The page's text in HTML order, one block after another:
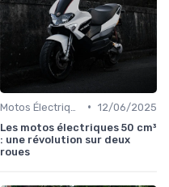
• 12/06/2025
Les motos électriques 50 cm³
: une révolution sur deux
roues